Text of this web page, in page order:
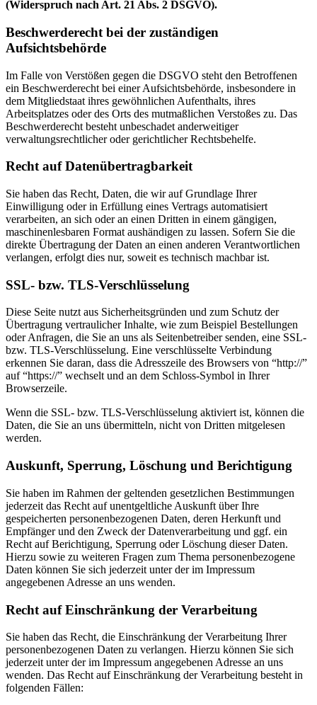
(Widerspruch nach Art. 21 Abs. 2 DSGVO).
Beschwerderecht bei der zuständigen
Aufsichtsbehörde
Im Falle von Verstößen gegen die DSGVO steht den Betroffenen
ein Beschwerderecht bei einer Aufsichtsbehörde, insbesondere in
dem Mitgliedstaat ihres gewöhnlichen Aufenthalts, ihres
Arbeitsplatzes oder des Orts des mutmaßlichen Verstoßes zu. Das
Beschwerderecht besteht unbeschadet anderweitiger
verwaltungsrechtlicher oder gerichtlicher Rechtsbehelfe.
Recht auf Datenübertragbarkeit
Sie haben das Recht, Daten, die wir auf Grundlage Ihrer
Einwilligung oder in Erfüllung eines Vertrags automatisiert
verarbeiten, an sich oder an einen Dritten in einem gängigen,
maschinenlesbaren Format aushändigen zu lassen. Sofern Sie die
direkte Übertragung der Daten an einen anderen Verantwortlichen
verlangen, erfolgt dies nur, soweit es technisch machbar ist.
SSL- bzw. TLS-Verschlüsselung
Diese Seite nutzt aus Sicherheitsgründen und zum Schutz der
Übertragung vertraulicher Inhalte, wie zum Beispiel Bestellungen
oder Anfragen, die Sie an uns als Seitenbetreiber senden, eine SSL-
bzw. TLS-Verschlüsselung. Eine verschlüsselte Verbindung
erkennen Sie daran, dass die Adresszeile des Browsers von “http://”
auf “https://” wechselt und an dem Schloss-Symbol in Ihrer
Browserzeile.
Wenn die SSL- bzw. TLS-Verschlüsselung aktiviert ist, können die
Daten, die Sie an uns übermitteln, nicht von Dritten mitgelesen
werden.
Auskunft, Sperrung, Löschung und Berichtigung
Sie haben im Rahmen der geltenden gesetzlichen Bestimmungen
jederzeit das Recht auf unentgeltliche Auskunft über Ihre
gespeicherten personenbezogenen Daten, deren Herkunft und
Empfänger und den Zweck der Datenverarbeitung und ggf. ein
Recht auf Berichtigung, Sperrung oder Löschung dieser Daten.
Hierzu sowie zu weiteren Fragen zum Thema personenbezogene
Daten können Sie sich jederzeit unter der im Impressum
angegebenen Adresse an uns wenden.
Recht auf Einschränkung der Verarbeitung
Sie haben das Recht, die Einschränkung der Verarbeitung Ihrer
personenbezogenen Daten zu verlangen. Hierzu können Sie sich
jederzeit unter der im Impressum angegebenen Adresse an uns
wenden. Das Recht auf Einschränkung der Verarbeitung besteht in
folgenden Fällen: